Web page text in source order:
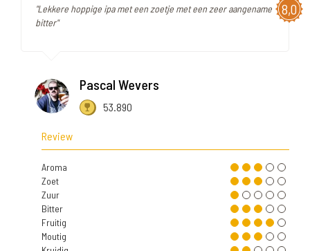
8,0
"Lekkere hoppige ipa met een zoetje met een zeer aangename
bitter"
Pascal Wevers
53.890
Review
Aroma
Zoet
Zuur
Bitter
Fruitig
Moutig